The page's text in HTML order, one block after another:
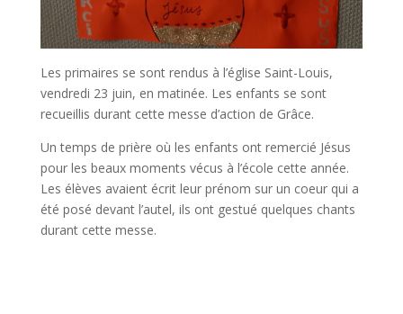
Les primaires se sont rendus à l’église Saint-Louis,
vendredi 23 juin, en matinée. Les enfants se sont
recueillis durant cette messe d’action de Grâce.
Un temps de prière où les enfants ont remercié Jésus
pour les beaux moments vécus à l’école cette année.
Les élèves avaient écrit leur prénom sur un coeur qui a
été posé devant l’autel, ils ont gestué quelques chants
durant cette messe.